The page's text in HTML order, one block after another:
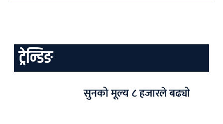
ट्रेन्डिङ
सुनको मूल्य ८ हजारले बढ्यो